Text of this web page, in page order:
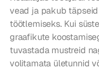
vead ja pakub
töötlemiseks. Kui
graafikute
tuvastada mustreid
volitamata ületunnid